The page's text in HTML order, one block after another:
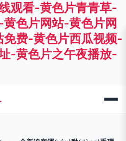
观看-黄色片青青草-
色片网站-黄色片网
费-黄色片西瓜视频-
-黄色片之午夜播放-
公司